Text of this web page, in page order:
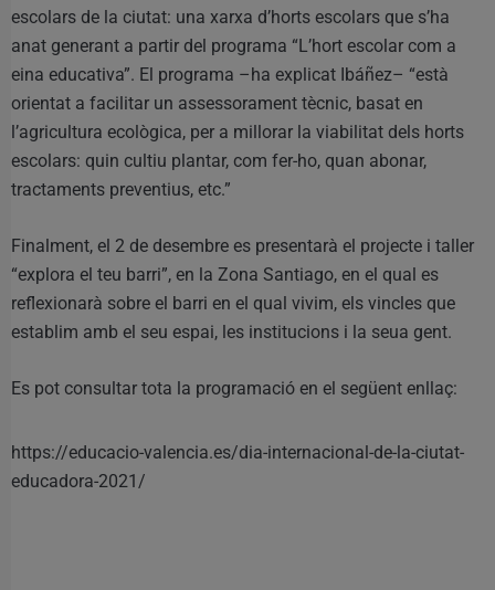
escolars de la ciutat: una xarxa d’horts escolars que s’ha
anat generant a partir del programa “L’hort escolar com a
eina educativa”. El programa –ha explicat Ibáñez– “està
orientat a facilitar un assessorament tècnic, basat en
l’agricultura ecològica, per a millorar la viabilitat dels horts
escolars: quin cultiu plantar, com fer-ho, quan abonar,
tractaments preventius, etc.”
Finalment, el 2 de desembre es presentarà el projecte i taller
“explora el teu barri”, en la Zona Santiago, en el qual es
reflexionarà sobre el barri en el qual vivim, els vincles que
establim amb el seu espai, les institucions i la seua gent.
Es pot consultar tota la programació en el següent enllaç:
https://educacio-valencia.es/dia-internacional-de-la-ciutat-
educadora-2021/